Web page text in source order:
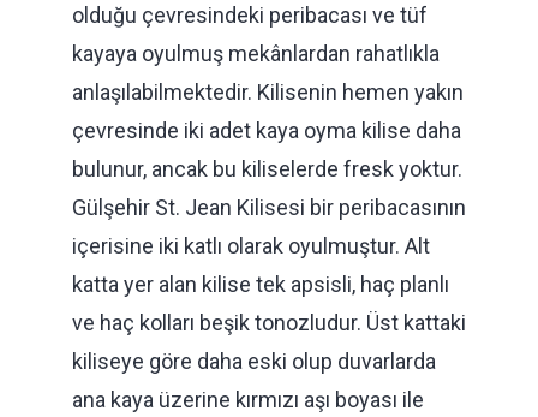
olduğu çevresindeki peribacası ve tüf
kayaya oyulmuş mekânlardan rahatlıkla
anlaşılabilmektedir. Kilisenin hemen yakın
çevresinde iki adet kaya oyma kilise daha
bulunur, ancak bu kiliselerde fresk yoktur.
Gülşehir St. Jean Kilisesi bir peribacasının
içerisine iki katlı olarak oyulmuştur. Alt
katta yer alan kilise tek apsisli, haç planlı
ve haç kolları beşik tonozludur. Üst kattaki
kiliseye göre daha eski olup duvarlarda
ana kaya üzerine kırmızı aşı boyası ile